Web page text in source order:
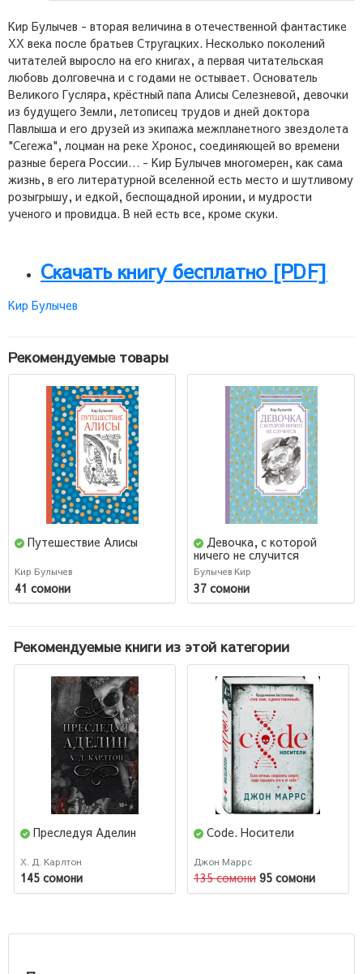
Кир Булычев - вторая величина в отечественной фантастике
XX века после братьев Стругацких. Несколько поколений
читателей выросло на его книгах, а первая читательская
любовь долговечна и с годами не остывает. Основатель
Великого Гусляра, крёстный папа Алисы Селезневой, девочки
из будущего Земли, летописец трудов и дней доктора
Павлыша и его друзей из экипажа межпланетного звездолета
"Сегежа", лоцман на реке Хронос, соединяющей во времени
разные берега России… - Кир Булычев многомерен, как сама
жизнь, в его литературной вселенной есть место и шутливому
розыгрышу, и едкой, беспощадной иронии, и мудрости
ученого и провидца. В ней есть все, кроме скуки.
Скачать книгу бесплатно [PDF]
Кир Булычев
Рекомендуемые товары
Путешествие Алисы
Кир Булычев
41 сомони
Девочка, с которой
ничего не случится
Булычев Кир
37 сомони
Рекомендуемые книги из этой категории
Преследуя Аделин
Х. Д. Карлтон
145 сомони
Code. Носители
Джон Маррс
135 сомони 95 сомони